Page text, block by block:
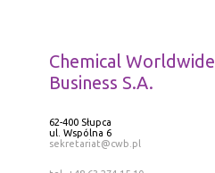
Chemical Worldwide
Business S.A.
62-400 Słupca
ul. Wspólna 6
sekretariat@cwb.pl